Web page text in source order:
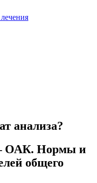
анализа?
ОАК. Нормы и
общего